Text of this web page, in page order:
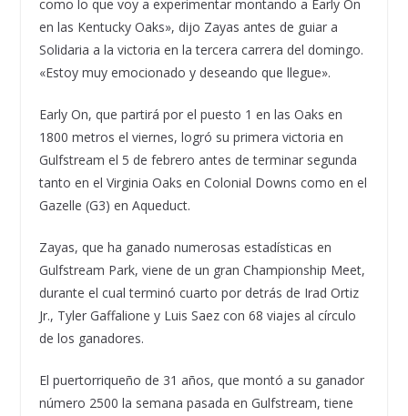
como lo que voy a experimentar montando a Early On
en las Kentucky Oaks», dijo Zayas antes de guiar a
Solidaria a la victoria en la tercera carrera del domingo.
«Estoy muy emocionado y deseando que llegue».
Early On, que partirá por el puesto 1 en las Oaks en
1800 metros el viernes, logró su primera victoria en
Gulfstream el 5 de febrero antes de terminar segunda
tanto en el Virginia Oaks en Colonial Downs como en el
Gazelle (G3) en Aqueduct.
Zayas, que ha ganado numerosas estadísticas en
Gulfstream Park, viene de un gran Championship Meet,
durante el cual terminó cuarto por detrás de Irad Ortiz
Jr., Tyler Gaffalione y Luis Saez con 68 viajes al círculo
de los ganadores.
El puertorriqueño de 31 años, que montó a su ganador
número 2500 la semana pasada en Gulfstream, tiene